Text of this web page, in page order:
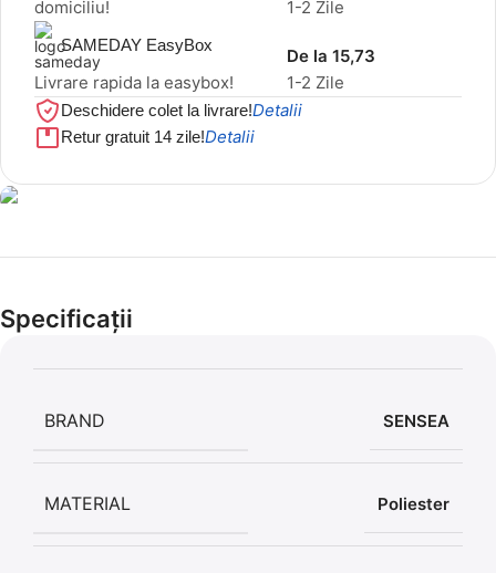
domiciliu!
1-2 Zile
SAMEDAY EasyBox
Livrare rapida la easybox! 1-2 Zile
De la 15,73
Deschidere colet la livrare!Detalii
Retur gratuit 14 zile!Detalii
Cel mai mic preț!
56,86 LEI
Specificații
BRAND SENSEA
MATERIAL Poliester